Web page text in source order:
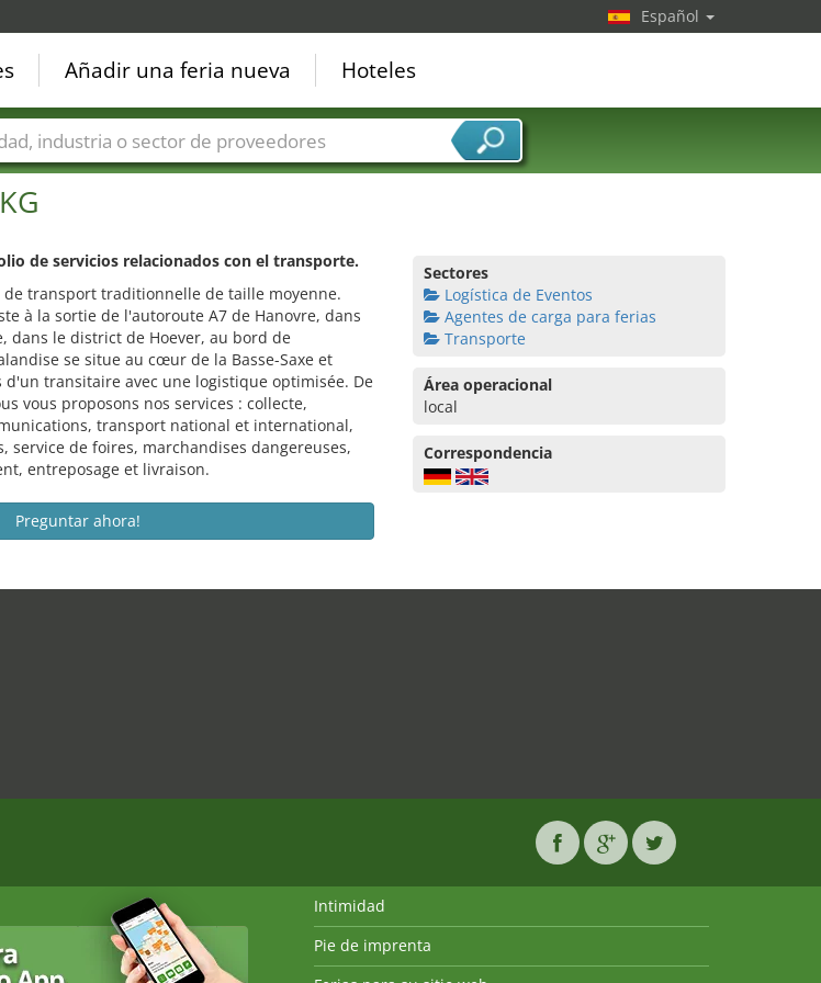
de servicios relacionados con el transporte.
transport traditionnelle de taille moyenne.
à la sortie de l'autoroute A7 de Hanovre, dans
dans le district de Hoever, au bord de
se situe au cœur de la Basse-Saxe et
transitaire avec une logistique optimisée. De
vous proposons nos services : collecte,
transport national et international,
service de foires, marchandises dangereuses,
entreposage et livraison.
Preguntar ahora!
Sectores
Logística de Eventos
Agentes de carga para ferias
Transporte
Área operacional
local
Correspondencia
Español
Añadir una feria nueva Hoteles
Sectores de ferias Sectores de proveedor de servicios
Intimidad
Pie de imprenta